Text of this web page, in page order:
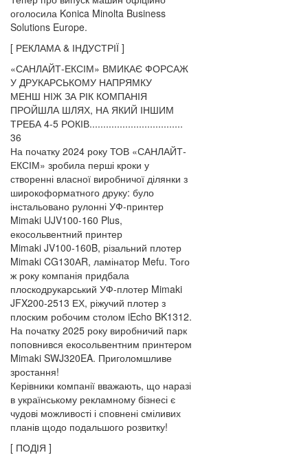
оголосила Konica Minolta Business
Solutions Europe.
[ РЕКЛАМА & ІНДУСТРІЇ ]
«САНЛАЙТ-ЕКСІМ» ВМИКАЄ ФОРСАЖ
У ДРУКАРСЬКОМУ НАПРЯМКУ
МЕНШ НІЖ ЗА РІК КОМПАНІЯ
ПРОЙШЛА ШЛЯХ, НА ЯКИЙ ІНШИМ
ТРЕБА 4-5 РОКІВ..................................
36
На початку 2024 року ТОВ «САНЛАЙТ-
ЕКСІМ» зробила перші кроки у
створенні власної виробничої ділянки з
широкоформатного друку: було
інстальовано рулонні УФ-принтер
Mimaki UJV100-160 Plus,
екосольвентний принтер
Mimaki JV100-160B, різальний плотер
Mimaki CG130АR, ламінатор Mefu. Того
ж року компанія придбала
плоскодрукарський УФ-плотер Mimaki
JFX200-2513 ЕХ, ріжучий плотер з
плоским робочим столом iEcho BK1312.
На початку 2025 року виробничий парк
поповнився екосольвентним принтером
Mimaki SWJ320EA. Приголомшливе
зростання!
Керівники компанії вважають, що наразі
в українському рекламному бізнесі є
чудові можливості і сповнені сміливих
планів щодо подальшого розвитку!
[ ПОДІЯ ]